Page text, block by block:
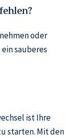
oder
sauberes
ist Ihre
starten. Mit den